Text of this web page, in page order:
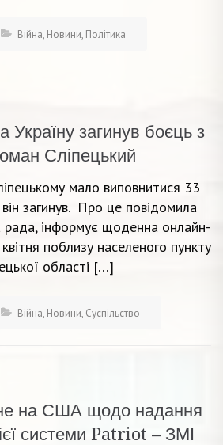
Війна, Новини, Політика
Україну загинув боєць з
Сліпецький
мало виповнитися 33
загинув. Про це повідомила
рада, інформує щоденна онлайн-
поблизу населеного пункту
області […]
Війна, Новини, Суспільство
на США щодо надання
системи Patriot – ЗМІ